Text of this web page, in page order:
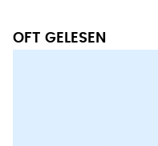
OFT GELESEN